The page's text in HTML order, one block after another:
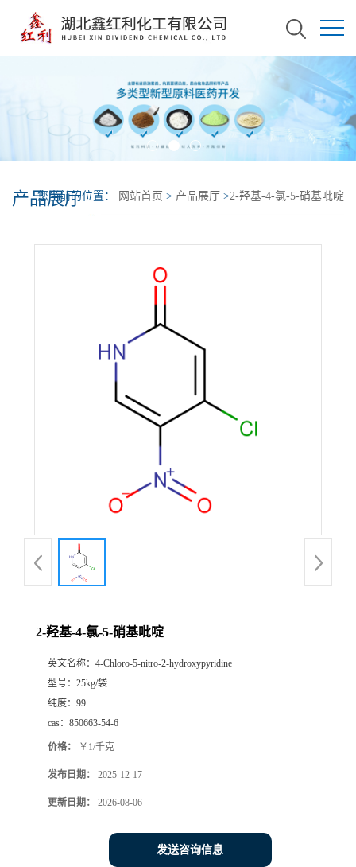
产品展厅
您当前的位置： 网站首页 > 产品展厅 >2-羟基-4-氯-5-硝基吡啶
2-羟基-4-氯-5-硝基吡啶
英文名称： 4-Chloro-5-nitro-2-hydroxypyridine
型号： 25kg/袋
纯度： 99
cas： 850663-54-6
价格： ￥1/千克
发布日期： 2025-12-17
更新日期： 2026-08-06
发送咨询信息